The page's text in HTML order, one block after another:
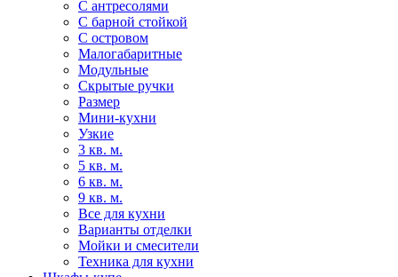
С антресолями
С барной стойкой
С островом
Малогабаритные
Модульные
Скрытые ручки
Размер
Мини-кухни
Узкие
3 кв. м.
5 кв. м.
6 кв. м.
9 кв. м.
Все для кухни
Варианты отделки
Мойки и смесители
Техника для кухни